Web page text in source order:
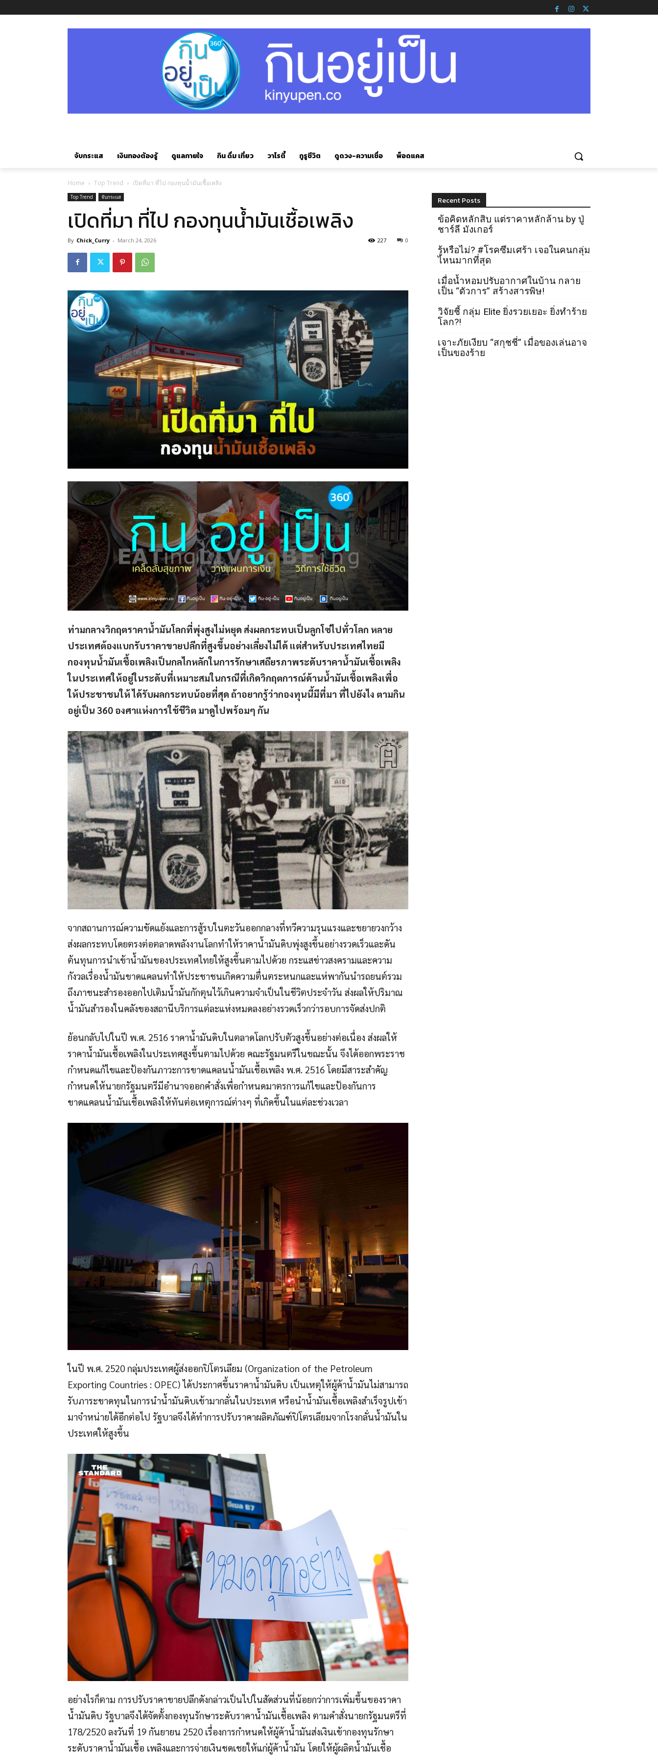
จับกระแส เงินทองต้องรู้ ดูแลกายใจ กิน ดื่ม เที่ยว วาไรตี้ กูรูชีวิต ดูดวง-ความเชื่อ พ็อดแคส
Home Top Trend เปิดที่มา ที่ไป กองทุนน้ำมันเชื้อเพลิง
Top Trend จับกระแส
เปิดที่มา ที่ไป กองทุนน้ำมันเชื้อเพลิง
By Chick_Curry - March 24, 2026 0
227
ท่ามกลางวิกฤตราคาน้ำมันโลกที่พุ่งสูงไม่หยุด ส่งผลกระทบเป็นลูกโซ่ไปทั่วโลก หลาย
ประเทศต้องแบกรับราคาขายปลีกที่สูงขึ้นอย่างเลี่ยงไม่ได้ แต่สำหรับประเทศไทยมี
กองทุนน้ำมันเชื้อเพลิงเป็นกลไกหลักในการรักษาเสถียรภาพระดับราคาน้ำมันเชื้อเพลิง
ในประเทศให้อยู่ในระดับที่เหมาะสมในกรณีที่เกิดวิกฤตการณ์ด้านน้ำมันเชื้อเพลิงเพื่อ
ให้ประชาชนให้ ได้รับผลกระทบน้อยที่สุด ถ้าอยากรู้ว่ากองทุนนี้มีที่มา ที่ไปยังไง ตามกิน
อยู่เป็น 360 องศาแห่งการใช้ชีวิต มาดูไปพร้อมๆ กัน
จากสถานการณ์ความขัดแย้งและการสู้รบในตะวันออกกลางที่ทวีความรุนแรงและขยายวงกว้าง
ส่งผลกระทบโดยตรงต่อตลาดพลังงานโลกทำให้ราคาน้ำมันดิบพุ่งสูงขึ้นอย่างรวดเร็วและดัน
ต้นทุนการนำเข้าน้ำมันของประเทศไทยให้สูงขึ้นตามไปด้วย กระแสข่าวสงครามและความ
กังวลเรื่องน้ำมันขาดแคลนทำให้ประชาชนเกิดความตื่นตระหนกและแห่พากันนำรถยนต์รวม
ถึงภาชนะสำรองออกไปเติมน้ำมันกักตุนไว้เกินความจำเป็นในชีวิตประจำวัน ส่งผลให้ปริมาณ
น้ำมันสำรองในคลังของสถานีบริการแต่ละแห่งหมดลงอย่างรวดเร็วกว่ารอบการจัดส่งปกติ
ย้อนกลับไปในปี พ.ศ. 2516 ราคาน้ำมันดิบในตลาดโลกปรับตัวสูงขึ้นอย่างต่อเนื่อง ส่งผลให้
ราคาน้ำมันเชื้อเพลิงในประเทศสูงขึ้นตามไปด้วย คณะรัฐมนตรีในขณะนั้น จึงได้ออกพระราช
กำหนดแก้ไขและป้องกันภาวะการขาดแคลนน้ำมันเชื้อเพลิง พ.ศ. 2516 โดยมีสาระสำคัญ
กำหนดให้นายกรัฐมนตรีมีอำนาจออกคำสั่งเพื่อกำหนดมาตรการแก้ไขและป้องกันการ
ขาดแคลนน้ำมันเชื้อเพลิงให้ทันต่อเหตุการณ์ต่างๆ ที่เกิดขึ้นในแต่ละช่วงเวลา
ในปี พ.ศ. 2520 กลุ่มประเทศผู้ส่งออกปิโตรเลียม (Organization of the Petroleum
Exporting Countries : OPEC) ได้ประกาศขึ้นราคาน้ำมันดิบ เป็นเหตุให้ผู้ค้าน้ำมันไม่สามารถ
รับภาระขาดทุนในการนำน้ำมันดิบเข้ามากลั่นในประเทศ หรือนำน้ำมันเชื้อเพลิงสำเร็จรูปเข้า
มาจำหน่ายได้อีกต่อไป รัฐบาลจึงได้ทำการปรับราคาผลิตภัณฑ์ปิโตรเลียมจากโรงกลั่นน้ำมันใน
ประเทศให้สูงขึ้น
อย่างไรก็ตาม การปรับราคาขายปลีกดังกล่าวเป็นไปในสัดส่วนที่น้อยกว่าการเพิ่มขึ้นของราคา
น้ำมันดิบ รัฐบาลจึงได้จัดตั้งกองทุนรักษาระดับราคาน้ำมันเชื้อเพลิง ตามคำสั่งนายกรัฐมนตรีที่
178/2520 ลงวันที่ 19 กันยายน 2520 เรื่องการกำหนดให้ผู้ค้าน้ำมันส่งเงินเข้ากองทุนรักษา
ระดับราคาน้ำมันเชื้อ เพลิงและการจ่ายเงินชดเชยให้แก่ผู้ค้าน้ำมัน โดยให้ผู้ผลิตน้ำมันเชื้อ
Recent Posts
ข้อคิดหลักสิบ แต่ราคาหลักล้าน by ปู่
ชาร์ลี มังเกอร์
รู้หรือไม่? #โรคซึมเศร้า เจอในคนกลุ่ม
ไหนมากที่สุด
เมื่อน้ำหอมปรับอากาศในบ้าน กลาย
เป็น “ตัวการ” สร้างสารพิษ!
วิจัยชี้ กลุ่ม Elite ยิ่งรวยเยอะ ยิ่งทำร้าย
โลก?!
เจาะภัยเงียบ “สกุชชี่” เมื่อของเล่นอาจ
เป็นของร้าย